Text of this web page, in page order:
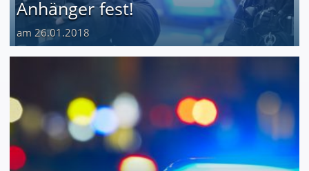
Anhänger fest!
am 26.01.2018